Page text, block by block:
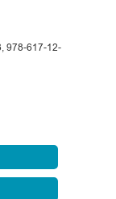
978-617-12-